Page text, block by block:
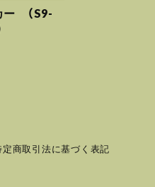
ー （S9-
定商取引法に基づく表記